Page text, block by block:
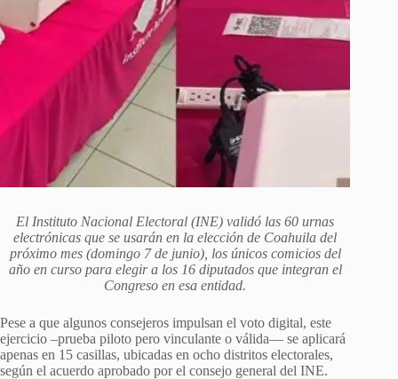
El Instituto Nacional Electoral (INE) validó las 60 urnas
electrónicas que se usarán en la elección de Coahuila del
próximo mes (domingo 7 de junio), los únicos comicios del
año en curso para elegir a los 16 diputados que integran el
Congreso en esa entidad.
Pese a que algunos consejeros impulsan el voto digital, este
ejercicio –prueba piloto pero vinculante o válida— se aplicará
apenas en 15 casillas, ubicadas en ocho distritos electorales,
según el acuerdo aprobado por el consejo general del INE.